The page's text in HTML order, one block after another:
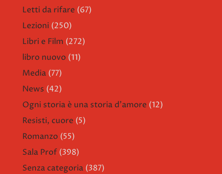
Letti da rifare (67)
Lezioni (250)
Libri e Film (272)
libro nuovo (11)
Media (77)
News (42)
Ogni storia è una storia d'amore (12)
Resisti, cuore (5)
Romanzo (55)
Sala Prof (398)
Senza categoria (387)